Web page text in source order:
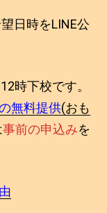
日時をLINE公
時下校です。
無料提供(おも
事前の申込みを